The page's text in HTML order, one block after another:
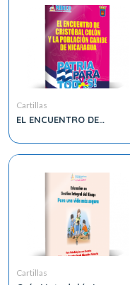
Cartillas
EL ENCUENTRO DE
POBLACIÓN CARIBE DE
NICARAGUA
Cartillas